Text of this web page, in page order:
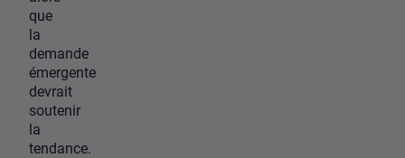
que
la
demande
émergente
devrait
soutenir
la
tendance.